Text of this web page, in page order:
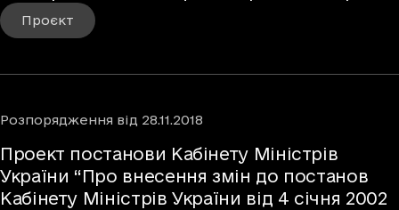
засобів електронної ідентифікації для їх
використання у сфері електронного
Проєкт
Розпорядження від 28.11.2018
Проект постанови Кабінету Міністрів
України “Про внесення змін до постанов
Кабінету Міністрів України від 4 січня 2002